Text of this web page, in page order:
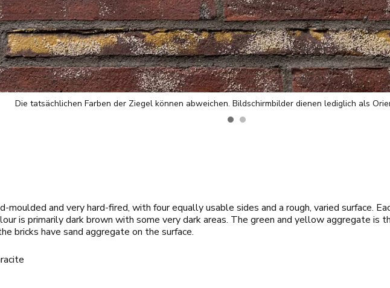
Die tatsächlichen Farben der Ziegel können abweichen. Bildschirmbilder dienen lediglich als
moulded and very hard-fired, with four equally usable sides and a rough, varied surface.
is primarily dark brown with some very dark areas. The green and yellow aggregate
bricks have sand aggregate on the surface.